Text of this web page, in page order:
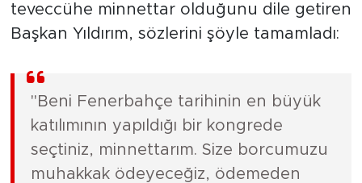
teveccühe minnettar olduğunu dile getiren
Başkan Yıldırım, sözlerini şöyle tamamladı:
"Beni Fenerbahçe tarihinin en büyük
katılımının yapıldığı bir kongrede
seçtiniz, minnettarım. Size borcumuzu
muhakkak ödeyeceğiz, ödemeden